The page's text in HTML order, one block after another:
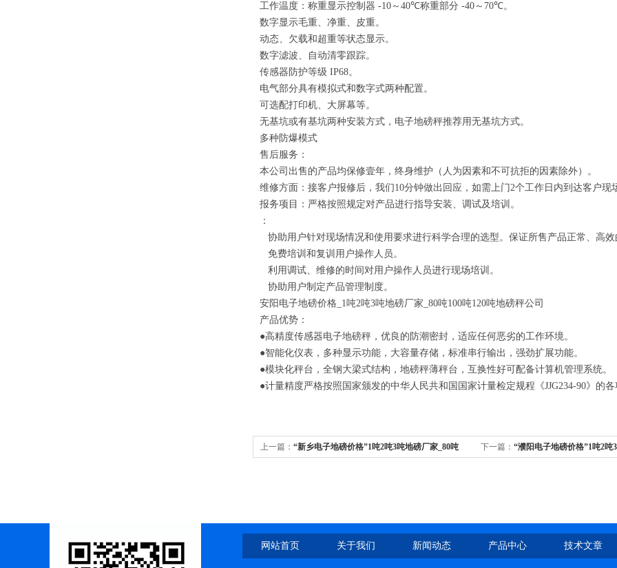
工作温度：称重显示控制器 -10 ～ 40℃称重部分 -40 ～ 70℃。
数字显示毛重、净重、皮重。
动态、欠载和超重等状态显示。
数字滤波、自动清零跟踪。
传感器防护等级 IP68。
电气部分具有模拟式和数字式两种配置。
可选配打印机、大屏幕等。
无基坑或有基坑两种安装方式，电子地磅秤推荐用无基坑方式。
多种防爆模式
售后服务：
本公司出售的产品均保修壹年，终身维护 （ 人为因素和不可抗拒的因素除外） 。
维修方面：接客户报修后，我们 10分钟做出回应，如需上门2个工作日内到达客户现
报务项目：严格按照规定对产品进行指导安装、调试及培训。
：
协助用户针对现场情况和使用要求进行科学合理的选型。保证所售产品正常、高效
免费培训和复训用户操作人员。
利用调试、维修的时间对用户操作人员进行现场培训。
协助用户制定产品管理制度。
安阳电子地磅价格 _1吨2吨3吨地磅厂家 _80吨100吨120吨地磅秤公司
产品优势：
●高精度传感器电子地磅秤，优良的防潮密封，适应任何恶劣的工作环境。
●智能化仪表，多种显示功能，大容量存储，标准串行输出，强劲扩展功能。
●模块化秤台，全钢大梁式结构，地磅秤薄秤台，互换性好可配备计算机管理系统。
●计量精度严格按照国家颁发的中华人民共和国国家计量检定规程《JJG234-90》的
上一篇： “新乡电子地磅价格”1吨2吨3吨地磅厂家_80吨 下一篇： “濮阳电子地磅价格”1吨2吨
网站首页 关于我们 新闻动态 产品中心 技术文章